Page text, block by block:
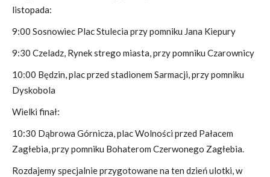
listopada:
9:00 Sosnowiec Plac Stulecia przy pomniku Jana Kiepury
9:30 Czeladz, Rynek strego miasta, przy pomniku Czarownicy
10:00 Będzin, plac przed stadionem Sarmacji, przy pomniku
Dyskobola
Wielki finał:
10:30 Dąbrowa Górnicza, plac Wolności przed Pałacem
Zagłebia, przy pomniku Bohaterom Czerwonego Zagłebia.
Rozdajemy specjalnie przygotowane na ten dzień ulotki, w